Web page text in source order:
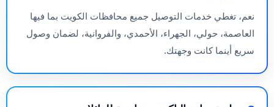
نعم، تغطي خدمات التوصيل جميع محافظات الكويت بما فيها
العاصمة، حولي، الجهراء، الأحمدي، والفروانية، لضمان وصول
سريع أينما كانت وجهتك.